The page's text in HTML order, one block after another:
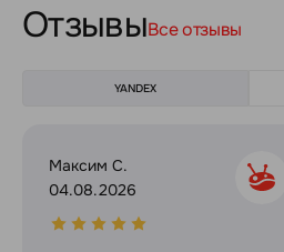
ОтзывыВсе отзывы
YANDEX
Максим С.
04.08.2026